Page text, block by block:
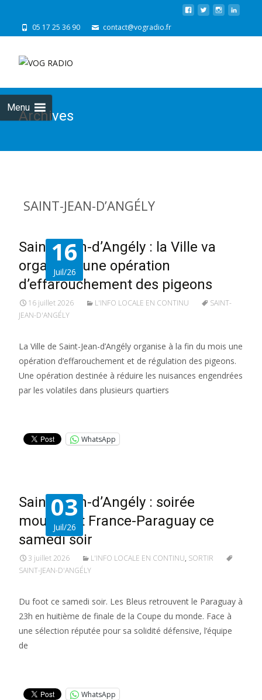
05 17 25 36 90 contact@vogradio.fr
Menu
Archives
SAINT-JEAN-D’ANGÉLY
16
Juil/26
Saint-Jean-d’Angély : la Ville va
organiser une opération
d’effarouchement des pigeons
16 juillet 2026 L'INFO LOCALE EN CONTINU
SAINT-
JEAN-D'ANGÉLY
La Ville de Saint-Jean-d’Angély organise à la fin du mois une
opération d’effarouchement et de régulation des pigeons.
Une opération destinée à réduire les nuisances engendrées
par les volatiles dans plusieurs quartiers
WhatsApp
03
Juil/26
Saint-Jean-d’Angély : soirée
mousse et France-Paraguay ce
samedi soir
3 juillet 2026 L'INFO LOCALE EN CONTINU, SORTIR
SAINT-JEAN-D'ANGÉLY
Du foot ce samedi soir. Les Bleus retrouvent le Paraguay à
23h en huitième de finale de la Coupe du monde. Face à
une sélection réputée pour sa solidité défensive, l’équipe
de
WhatsApp